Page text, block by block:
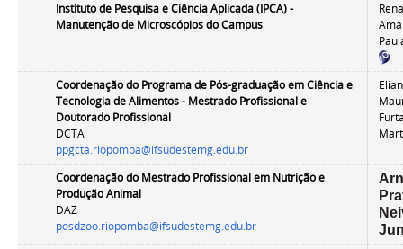
Instituto de Pesquisa e Ciência Aplicada (IPCA)-
Manutenção de Microscópios do Campus
Coordenação do Programa de Pós-graduação em Ciência e
Tecnologia de Alimentos - Mestrado Profissional e
Doutorado Profissional
DCTA
ppgcta.riopomba@ifsudestemg.edu.br
Coordenação do Mestrado Profissional em Nutrição e
Produção Animal
DAZ
posdzoo.riopomba@ifsudestemg.edu.br